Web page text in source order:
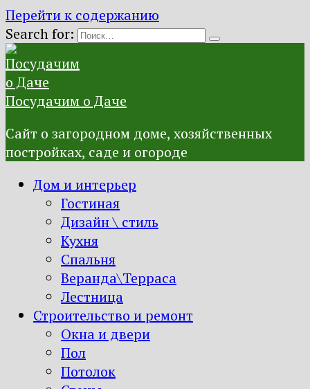
Перейти к содержанию
Search for:
Посудачим о Даче
Сайт о загородном доме, хозяйственных
постройках, саде и огороде
Дом и интерьер
Гостиная
Дизайн \ стиль
Кухня
Спальня
Веранда\Терраса
Лестница
Строительство и ремонт
Окна и двери
Пол
Потолок